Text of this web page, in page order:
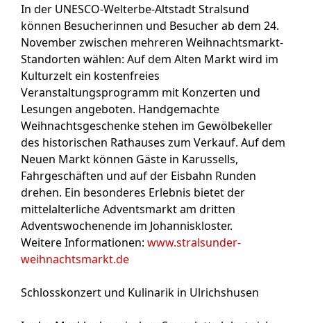
In der UNESCO-Welterbe-Altstadt Stralsund
können Besucherinnen und Besucher ab dem 24.
November zwischen mehreren Weihnachtsmarkt-
Standorten wählen: Auf dem Alten Markt wird im
Kulturzelt ein kostenfreies
Veranstaltungsprogramm mit Konzerten und
Lesungen angeboten. Handgemachte
Weihnachtsgeschenke stehen im Gewölbekeller
des historischen Rathauses zum Verkauf. Auf dem
Neuen Markt können Gäste in Karussells,
Fahrgeschäften und auf der Eisbahn Runden
drehen. Ein besonderes Erlebnis bietet der
mittelalterliche Adventsmarkt am dritten
Adventswochenende im Johanniskloster.
Weitere Informationen: www.stralsunder-
weihnachtsmarkt.de
Schlosskonzert und Kulinarik in Ulrichshusen